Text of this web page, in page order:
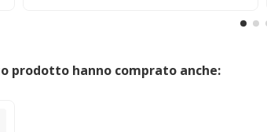
prodotto hanno comprato anche: